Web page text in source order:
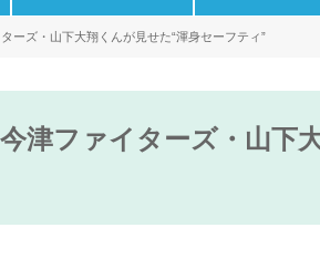
ズ・山下大翔くんが見せた“渾身セーフティ”
津ファイターズ・山下